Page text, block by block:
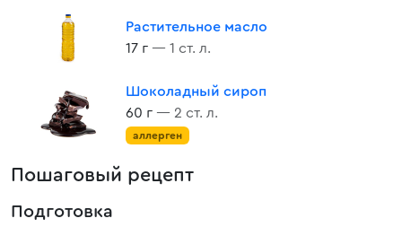
Растительное масло
17 г — 1 ст. л.
Шоколадный сироп
60 г — 2 ст. л.
аллерген
Пошаговый рецепт
Подготовка